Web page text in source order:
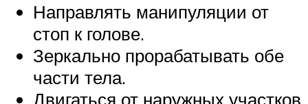
Направлять манипуляции от
стоп к голове.
Зеркально прорабатывать обе
части тела.
Двигаться от наружных участков